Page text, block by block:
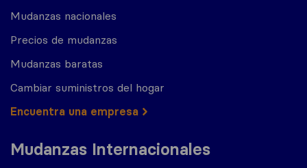
Mudanzas nacionales
Precios de mudanzas
Mudanzas baratas
Cambiar suministros del hogar
Encuentra una empresa
Mudanzas Internacionales